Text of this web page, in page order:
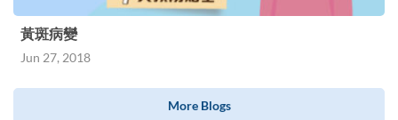
黃斑病變
Jun 27, 2018
More Blogs